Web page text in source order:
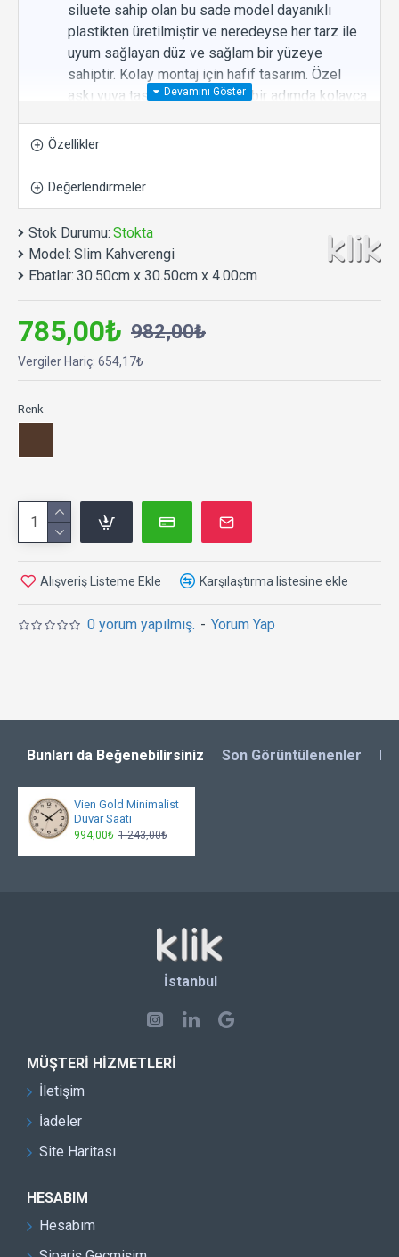
siluete sahip olan bu sade model dayanıklı
plastikten üretilmiştir ve neredeyse her tarz ile
uyum sağlayan düz ve sağlam bir yüzeye
sahiptir. Kolay montaj için hafif tasarım. Özel
askı yuva tasarımı ile sadece bir adımda kolayca
Yüksek Kaliteli Üretim:
malzemelerden üretilmiştir.
çalışan makine.
Uzun Pil Ömrü:
Rakiplerinden daha az
sarfiyatla uzun süre sorunsuz ve hassas
Uzun Kullanım Ömrü:
çalışma performansına sahiptir.
Çevre Dostu Üretim Anlayışı:
uygundur.
Kusursuz Hediye:Bu dekoratif saat hediye
etmek için ideal bir seçim. Sevdikleriniz sade
ve şık tasarımına bayılacaktır. Bu ürün her tarz ev
ve işyeri dekoruna uygundur.
Özellikler
Değerlendirmeler
Stok Durumu: Stokta
Model: Slim Kahverengi
Ebatlar: 30.50cm x 30.50cm x 4.00cm
0 yorum yapılmış. - Yorum Yap
785,00₺ 982,00₺
Vergiler Hariç: 654,17₺
Renk
Alışveriş Listeme Ekle Karşılaştırma listesine ekle
Bunları da Beğenebilirsiniz Son Görüntülenenler
Vien Gold Minimalist
Duvar Saati
994,00₺ 1.243,00₺
İstanbul
MÜŞTERI HIZMETLERI
İletişim
İadeler
Site Haritası
HESABIM
Hesabım